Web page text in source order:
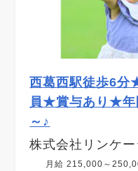
西葛西駅徒歩6
員★賞与あり★年
～♪
株式会社リンケー
月給 215,000～